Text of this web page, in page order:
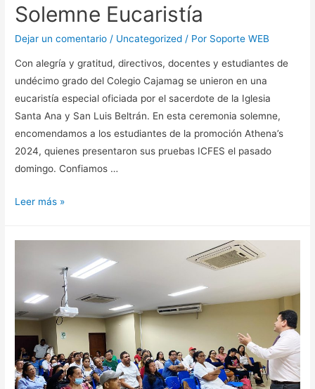
Solemne Eucaristía
Dejar un comentario / Uncategorized / Por Soporte WEB
Con alegría y gratitud, directivos, docentes y estudiantes de
undécimo grado del Colegio Cajamag se unieron en una
eucaristía especial oficiada por el sacerdote de la Iglesia
Santa Ana y San Luis Beltrán. En esta ceremonia solemne,
encomendamos a los estudiantes de la promoción Athena’s
2024, quienes presentaron sus pruebas ICFES el pasado
domingo. Confiamos …
Leer más »